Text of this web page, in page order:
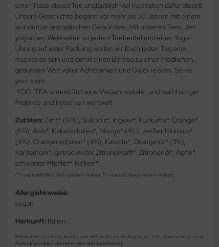
einer Tasse dieses Tee unglaublich viel Inspiration dafür steckt!
Unsere Geschichte begann vor mehr als 50 Jahren mit einem
wunderbar aromatischen Gewürztee. Mit unseren Tees, den
yogischen Weisheiten an jedem Teebeutel und einer Yoga-
Übung auf jeder Packung wollen wir Euch jeden Tag eine
Inspiration sein und damit einen Beitrag zu einer friedlichen,
gesunden Welt voller Achtsamkeit und Glück leisten. Serve
your spirit.
YOGI TEA unterstützt eine Vielzahl sozialer und nachhaltiger
Projekte und Initiativen weltweit
Zutaten: Zimt* (18%), Süßholz*, Ingwer*, Kurkuma*, Orange*
(6%), Anis*, Kakaoschalen*, Mango* (4%), weißer Hibiskus*
(4%), Orangenschalen* (4%), Karotte*, Orangenöl* (3%),
Kardamom*, getrockneter Zitronensaft*, Zitronenöl*, Apfel*,
schwarzer Pfeffer*, Nelken*.
(* = aus kontrolliert biologischem Anbau, ** = aus biol.dynamischem Anbau)
Allergiehinweise:
vegan
Herkunft: Italien
Bild und Beschreibung wurden vom Hersteller zur Verfügung gestellt. Abweichungen und
Änderungen durch den Hersteller sind vorbehalten!